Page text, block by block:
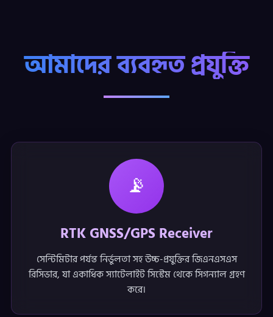
আমাদের ব্যবহৃত প্রযুক্তি
📡
RTK GNSS/GPS Receiver
সেন্টিমিটার পর্যন্ত নির্ভুলতা সহ উচ্চ-প্রযুক্তির জিএনএসএস
রিসিভার, যা একাধিক স্যাটেলাইট সিস্টেম থেকে সিগন্যাল গ্রহণ
করে।